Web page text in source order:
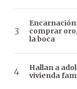
comprar
la boca
Hallan a
vivienda